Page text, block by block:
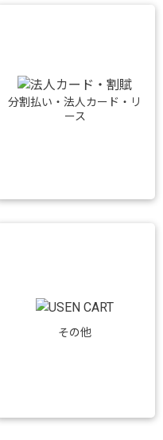
分割払い・法人カード・リ
ース
その他